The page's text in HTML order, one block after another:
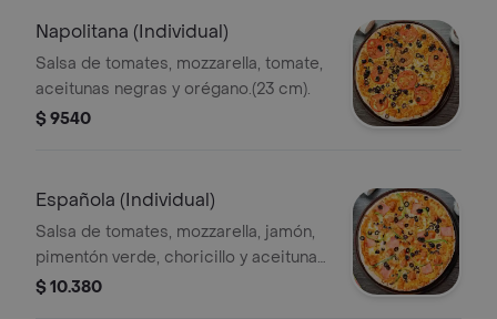
Napolitana (Individual)
Salsa de tomates, mozzarella, tomate,
aceitunas negras y orégano.(23 cm).
$ 9540
Española (Individual)
Salsa de tomates, mozzarella, jamón,
pimentón verde, choricillo y aceitunas
negras . (23cm).
$ 10.380